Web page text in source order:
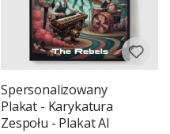
Spersonalizowany
Plakat - Karykatura
Zespołu - Plakat AI